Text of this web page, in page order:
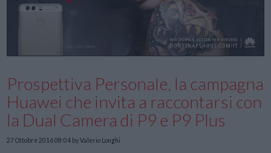
Prospettiva Personale, la campagna
Huawei che invita a raccontarsi con
la Dual Camera di P9 e P9 Plus
27 Ottobre 2016 08:04 by Valerio Longhi